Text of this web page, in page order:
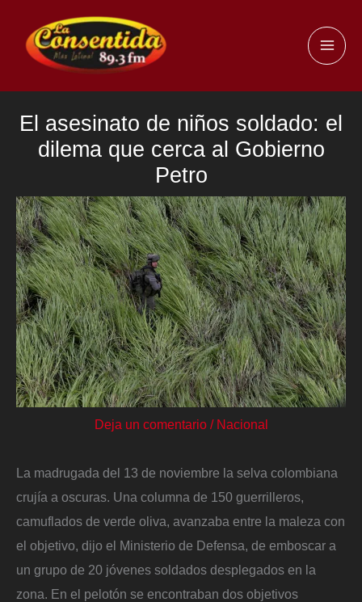
contenido
El asesinato de niños soldado: el
dilema que cerca al Gobierno
Petro
Deja un comentario / Nacional
La madrugada del 13 de noviembre la selva colombiana
crujía a oscuras. Una columna de 150 guerrilleros,
camuflados de verde oliva, avanzaba entre la maleza con
el objetivo, dijo el Ministerio de Defensa, de emboscar a
un grupo de 20 jóvenes soldados desplegados en la
zona. En el pelotón se encontraban dos objetivos